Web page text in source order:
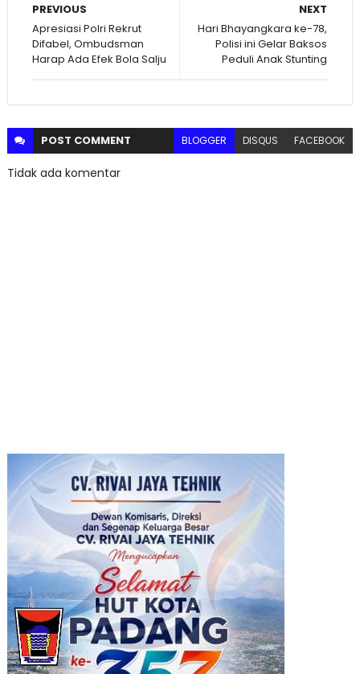
NEXT
Hari Bhayangkara ke-78,
Polisi ini Gelar Baksos
Peduli Anak Stunting
PREVIOUS
Apresiasi Polri Rekrut
Difabel, Ombudsman
Harap Ada Efek Bola Salju
POST COMMENT BLOGGER DISQUS FACEBOOK
Tidak ada komentar